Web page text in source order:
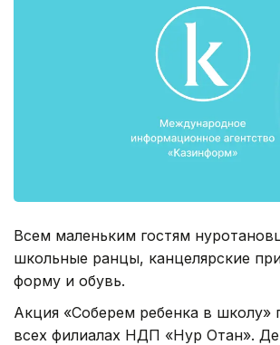
Всем маленьким гостям
школьные ранцы, канцелярские
форму и обувь.
Акция «Соберем ребенка в школу»
всех филиалах НДП «Нур Отан».